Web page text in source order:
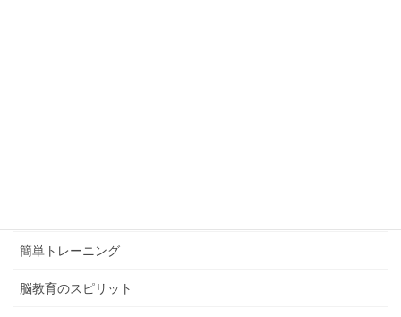
簡単トレーニング
脳教育のスピリット